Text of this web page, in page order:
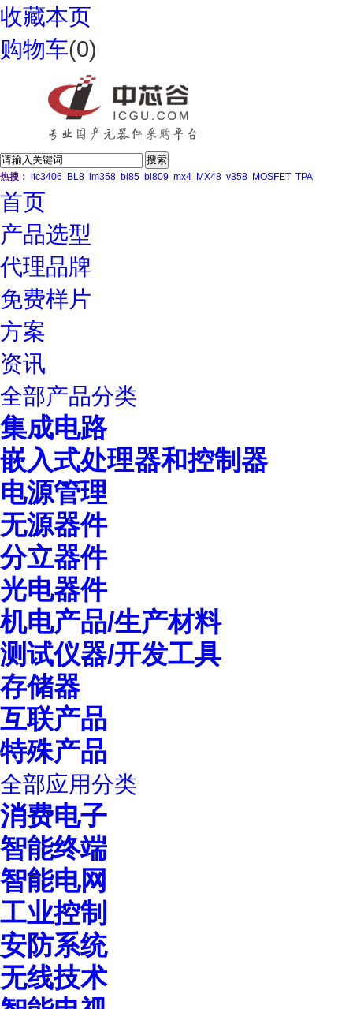
收藏本页
购物车(0)
热搜： ltc3406 BL8 lm358 bl85 bl809 mx4 MX48 v358 MOSFET TPA
首页
产品选型
代理品牌
免费样片
方案
资讯
全部产品分类
集成电路
嵌入式处理器和控制器
电源管理
无源器件
分立器件
光电器件
机电产品/生产材料
测试仪器/开发工具
存储器
互联产品
特殊产品
全部应用分类
消费电子
智能终端
智能电网
工业控制
安防系统
无线技术